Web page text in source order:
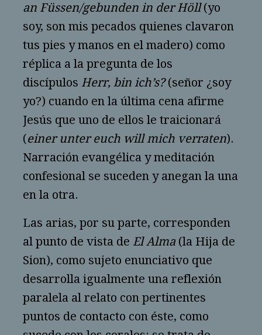
an Füssen/gebunden in der Höll(yo
soy, son mis pecados quienes clavaron
tus pies y manos en el madero) como
réplica a la pregunta de los
discípulos Herr, bin ich’s?(señor ¿soy
yo?) cuando en la última cena afirme
Jesús que uno de ellos le traicionará
(einer unter euch will mich verraten).
Narración evangélica y meditación
confesional se suceden y anegan la una
en la otra.
Las arias, por su parte, corresponden
al punto de vista de El Alma (la Hija de
Sion), como sujeto enunciativo que
desarrolla igualmente una reflexión
paralela al relato con pertinentes
puntos de contacto con éste, como